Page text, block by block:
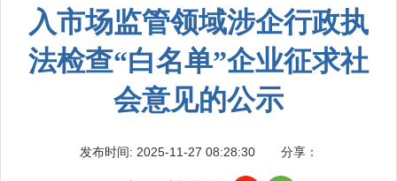
入市场监管领域涉企行政执
法检查“白名单”企业征求社
会意见的公示
发布时间: 2025-11-27 08:28:30 分享：